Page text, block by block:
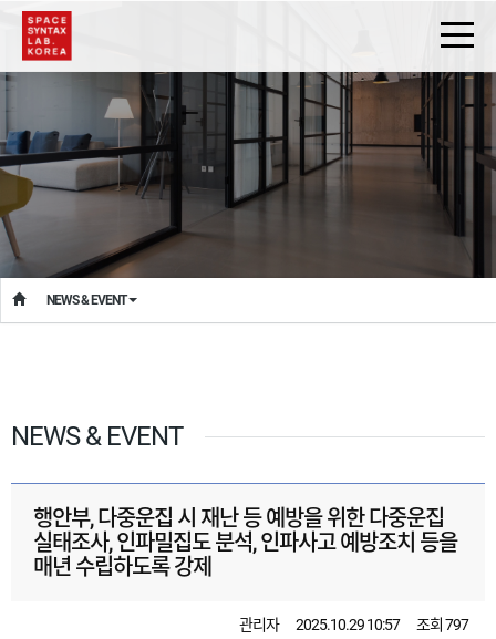
NEWS & EVENT
NEWS & EVENT
행안부, 다중운집 시 재난 등 예방을 위한 다중운집
실태조사, 인파밀집도 분석, 인파사고 예방조치 등을
매년 수립하도록 강제
관리자 2025.10.29 10:57 조회 797